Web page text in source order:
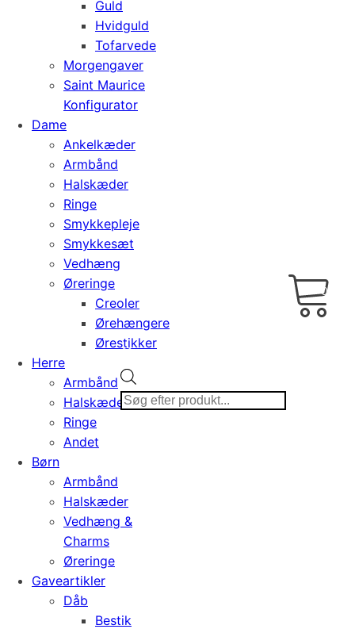
Guld
Hvidguld
Tofarvede
Morgengaver
Saint Maurice
Konfigurator
Dame
Ankelkæder
Armbånd
Halskæder
Ringe
Smykkepleje
Smykkesæt
Vedhæng
Øreringe
Creoler
Ørehængere
Ørestikker
Herre
Armbånd
Halskæder
Ringe
Andet
Børn
Armbånd
Halskæder
Vedhæng &
Charms
Øreringe
Gaveartikler
Dåb
Bestik
search
0,00